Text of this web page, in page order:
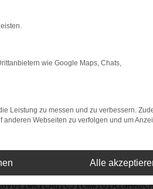
die Seite in einem anderen
Funktionen nicht mehr
Problem zu beheben. Du kannst
wie Google Maps, Chats,
Leistung zu messen und zu verbessern.
Webseiten zu verfolgen und um
Alle